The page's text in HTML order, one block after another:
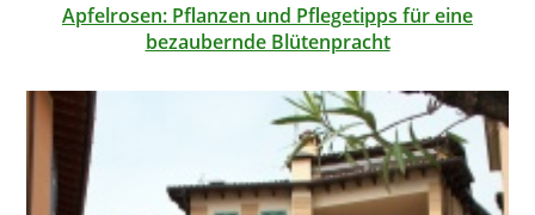
Apfelrosen: Pflanzen und Pflegetipps für eine
bezaubernde Blütenpracht